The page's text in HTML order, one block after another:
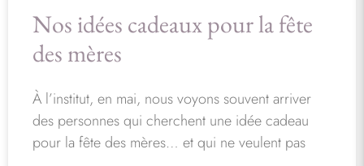
Nos idées cadeaux pour la fête
des mères
À l’institut, en mai, nous voyons souvent arriver
des personnes qui cherchent une idée cadeau
pour la fête des mères… et qui ne veulent pas